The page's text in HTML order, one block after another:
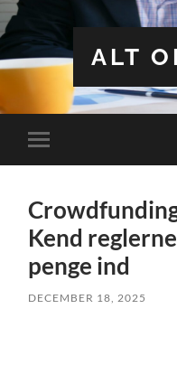
ALT
Toggle
mobile
Kend
penge ind
DECEMBER 18, 2025